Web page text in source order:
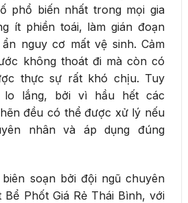
phổ biến nhất trong mọi gia
ít phiền toái, làm gián đoạn
nguy cơ mất vệ sinh. Cảm
không thoát đi mà còn có
thực sự rất khó chịu. Tuy
lo lắng, bởi vì hầu hết các
đều có thể được xử lý nếu
nhân và áp dụng đúng
soạn bởi đội ngũ chuyên
Phốt Giá Rẻ Thái Bình, với